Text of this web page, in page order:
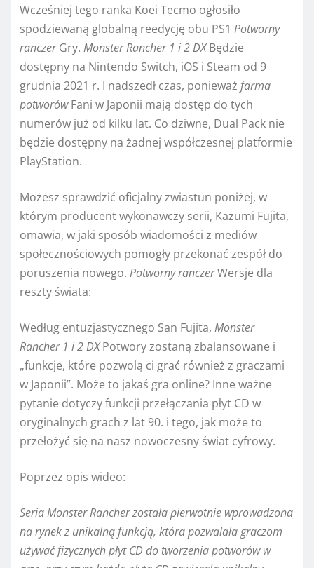
Wcześniej tego ranka Koei Tecmo ogłosiło
spodziewaną globalną reedycję obu PS1 Potworny
ranczerGry. Monster Rancher 1 i 2 DXBędzie
dostępny na Nintendo Switch, iOS i Steam od 9
grudnia 2021 r. I nadszedł czas, ponieważ farma
potworówFani w Japonii mają dostęp do tych
numerów już od kilku lat. Co dziwne, Dual Pack nie
będzie dostępny na żadnej współczesnej platformie
PlayStation.
Możesz sprawdzić oficjalny zwiastun poniżej, w
którym producent wykonawczy serii, Kazumi Fujita,
omawia, w jaki sposób wiadomości z mediów
społecznościowych pomogły przekonać zespół do
poruszenia nowego. Potworny ranczerWersje dla
reszty świata:
Według entuzjastycznego San Fujita, Monster
Rancher 1 i 2 DXPotwory zostaną zbalansowane i
„funkcje, które pozwolą ci grać również z graczami
w Japonii”. Może to jakaś gra online? Inne ważne
pytanie dotyczy funkcji przełączania płyt CD w
oryginalnych grach z lat 90. i tego, jak może to
przełożyć się na nasz nowoczesny świat cyfrowy.
Poprzez opis wideo:
Seria Monster Rancher została pierwotnie wprowadzona
na rynek z unikalną funkcją, która pozwalała graczom
używać fizycznych płyt CD do tworzenia potworów w